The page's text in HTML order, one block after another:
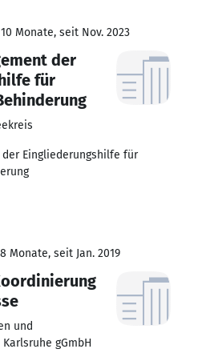
Monate, seit Nov. 2023
der
für
Eingliederungshilfe für
Monate, seit Jan. 2019
und
gGmbH